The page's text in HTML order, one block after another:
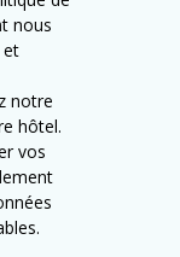
nous
et
notre
hôtel.
vos